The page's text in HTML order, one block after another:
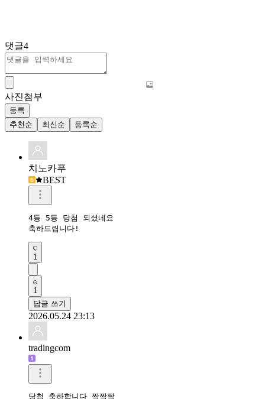
댓글4
사진첨부
등록
추천순
최신순 등록순
치노카푸
BEST
4등 5등 당첨 되셨네요
축하드립니다!
1
1
답글 쓰기
2026.05.24 23:13
tradingcom